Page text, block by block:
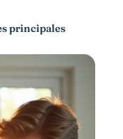
principales